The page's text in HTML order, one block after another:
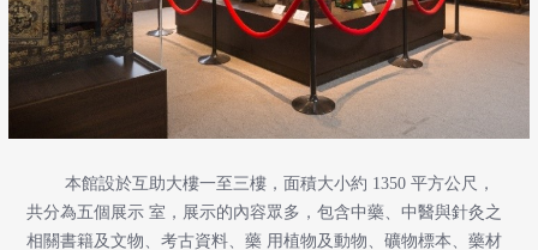
本館設於互助大樓一至三樓，面積大小約 1350 平方公尺，
共分為五個展示 室，展示的內容眾多，包含中藥、中醫與針灸之
相關書籍及文物、考古資料、藥 用植物及動物、礦物標本、藥材